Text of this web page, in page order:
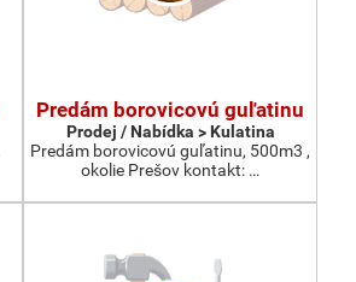
Predám borovicovú guľatinu
Prodej / Nabídka > Kulatina
Predám borovicovú guľatinu, 500m3 ,
okolie Prešov kontakt: …